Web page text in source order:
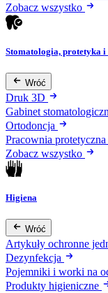
Zobacz wszystko
Stomatologia, protetyka
Wróć
Druk 3D
Gabinet
Ortodoncja
Pracownia protetyczna
Zobacz wszystko
Higiena
Wróć
Artykuły ochronne
Dezynfekcja
Pojemniki i worki na
Produkty higieniczne